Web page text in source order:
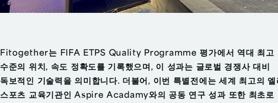
Fitogether는 FIFA ETPS Quality Programme 평가에서 역대 최고
수준의 위치, 속도 정확도를 기록했으며, 이 성과는 글로벌 경쟁사 대비
독보적인 기술력을 의미합니다. 더불어, 이번 특별전에는 세계 최고의 엘
스포츠 교육기관인 Aspire Acadamy와의 공동 연구 성과 또한 최초로